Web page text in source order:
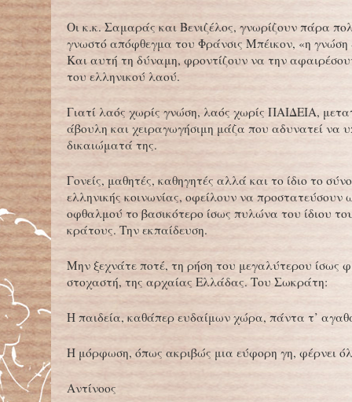
Οι κ.κ. Σαμαράς και Βενιζέλος, γνωρίζουν πάρα
γνωστό απόφθεγμα του Φράνσις Μπέικον, «η γνώση
Και αυτή τη δύναμη, φροντίζουν να την
του ελληνικού λαού.
Γιατί λαός χωρίς γνώση, λαός χωρίς ΠΑΙΔΕΙΑ,
άβουλη και χειραγωγήσιμη μάζα που αδυνατεί να
δικαιώματά της.
Γονείς, μαθητές, καθηγητές αλλά και το ίδιο το
ελληνικής κοινωνίας, οφείλουν να προστατεύσουν
οφθαλμού το βασικότερο ίσως πυλώνα του ίδιου
κράτους. Την εκπαίδευση.
Μην ξεχνάτε ποτέ, τη ρήση του μεγαλύτερου ίσως
στοχαστή, της αρχαίας Ελλάδας. Του Σωκράτη:
Η παιδεία, καθάπερ ευδαίμων χώρα, πάντα τ’
Η μόρφωση, όπως ακριβώς μια εύφορη γη, φέρνει
Αντίνοος